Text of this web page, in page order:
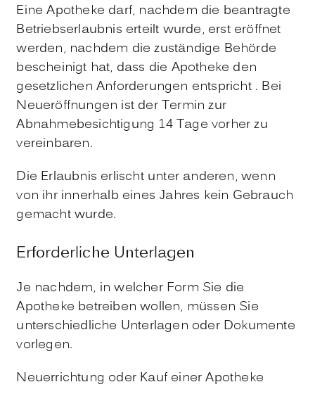
Eine Apotheke darf, nachdem die beantragte
Betriebserlaubnis erteilt wurde, erst eröffnet
werden, nachdem die zuständige Behörde
bescheinigt hat, dass die Apotheke den
gesetzlichen Anforderungen entspricht . Bei
Neueröffnungen ist der Termin zur
Abnahmebesichtigung 14 Tage vorher zu
vereinbaren.
Die Erlaubnis erlischt unter anderen, wenn
von ihr innerhalb eines Jahres kein Gebrauch
gemacht wurde.
Erforderliche Unterlagen
Je nachdem, in welcher Form Sie die
Apotheke betreiben wollen, müssen Sie
unterschiedliche Unterlagen oder Dokumente
vorlegen.
Neuerrichtung oder Kauf einer Apotheke